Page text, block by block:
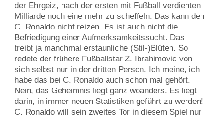
der Ehrgeiz, nach der ersten mit Fußball verdienten
Milliarde noch eine mehr zu scheffeln. Das kann den
C. Ronaldo nicht reizen. Es ist auch nicht die
Befriedigung einer Aufmerksamkeitssucht. Das
treibt ja manchmal erstaunliche (Stil-)Blüten. So
redete der frühere Fußballstar Z. Ibrahimovic von
sich selbst nur in der dritten Person. Ich meine, ich
habe das bei C. Ronaldo auch schon mal gehört.
Nein, das Geheimnis liegt ganz woanders. Es liegt
darin, in immer neuen Statistiken geführt zu werden!
C. Ronaldo will sein zweites Tor in diesem Spiel nur